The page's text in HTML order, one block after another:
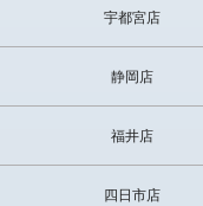
宇都宮店
静岡店
福井店
四日市店